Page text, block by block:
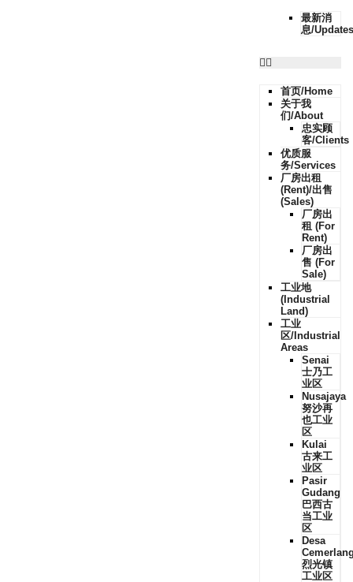
最新消
息/Updates
首页/Home
关于我
们/About
忠实顾
客/Clients
优质服
务/Services
厂房出租
(Rent)/出售
(Sales)
厂房出
租 (For
Rent)
厂房出
售 (For
Sale)
工业地
(Industrial
Land)
工业
区/Industrial
Areas
Senai
士乃工
业区
Nusajaya
努沙再
也工业
区
Kulai
古来工
业区
Pasir
Gudang
巴西古
当工业
区
Desa
烈光镇
工业区